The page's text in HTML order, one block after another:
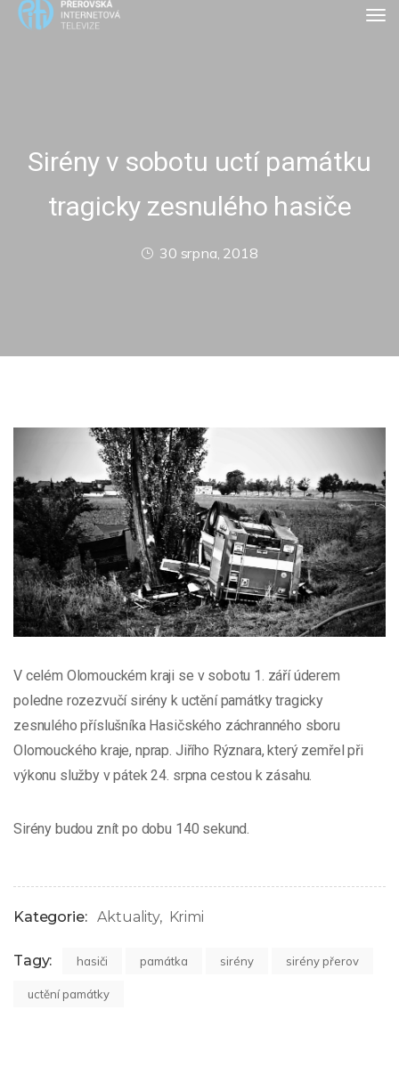
Sirény v sobotu uctí památku
tragicky zesnulého hasiče
30 srpna, 2018
V celém Olomouckém kraji se v sobotu 1. září úderem
poledne rozezvučí sirény k uctění památky tragicky
zesnulého příslušníka Hasičského záchranného sboru
Olomouckého kraje, nprap. Jiřího Rýznara, který zemřel při
výkonu služby v pátek 24. srpna cestou k zásahu.
Sirény budou znít po dobu 140 sekund.
Kategorie: Aktuality Krimi
Tagy: hasiči památka sirény sirény přerov
uctění památky